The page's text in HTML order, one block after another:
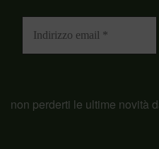
non perderti le ultime novità